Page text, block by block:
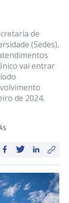
de
(Sedes),
vai entrar
de 2024.